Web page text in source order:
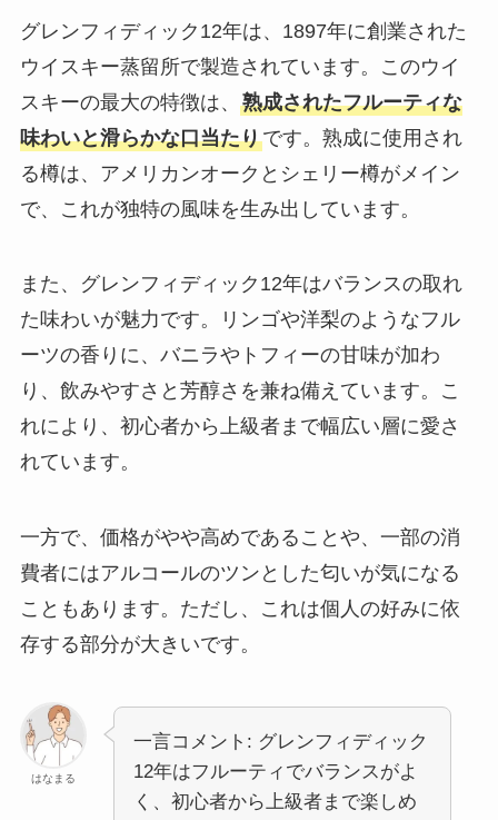
グレンフィディック12年は、1897年に創業された
ウイスキー蒸留所で製造されています。このウイ
スキーの最大の特徴は、 熟成されたフルーティな
味わいと滑らかな口当たりです。熟成に使用され
る樽は、アメリカンオークとシェリー樽がメイン
で、これが独特の風味を生み出しています。
また、グレンフィディック12年はバランスの取れ
た味わいが魅力です。リンゴや洋梨のようなフル
ーツの香りに、バニラやトフィーの甘味が加わ
り、飲みやすさと芳醇さを兼ね備えています。こ
れにより、初心者から上級者まで幅広い層に愛さ
れています。
一方で、価格がやや高めであることや、一部の消
費者にはアルコールのツンとした匂いが気になる
こともあります。ただし、これは個人の好みに依
存する部分が大きいです。
はなまる
一言コメント: グレンフィディック
12年はフルーティでバランスがよ
く、初心者から上級者まで楽しめ